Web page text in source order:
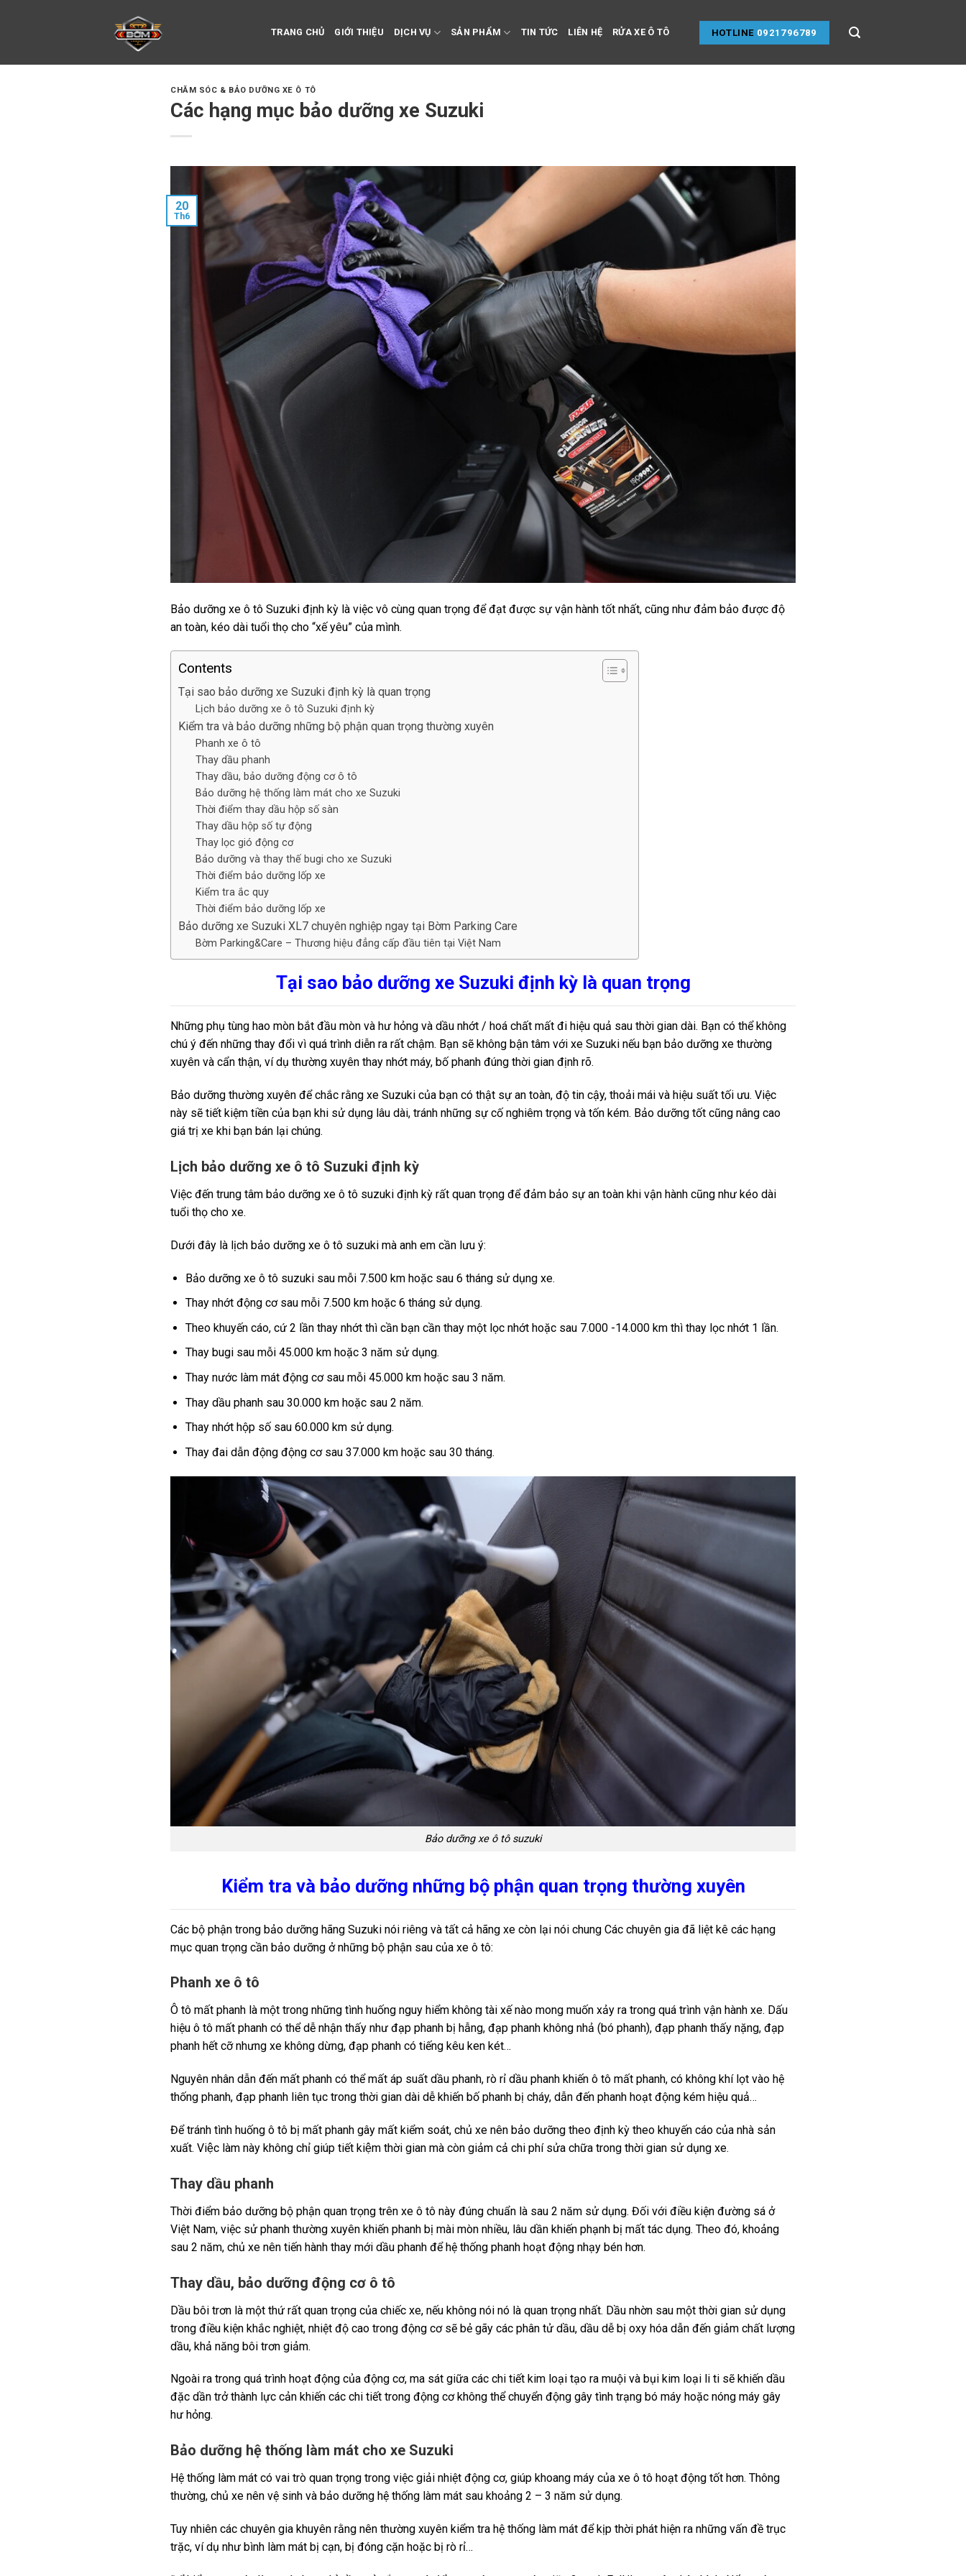
TRANG CHỦ GIỚI THIỆU DỊCH VỤ SẢN PHẨM TIN TỨC LIÊN HỆ RỬA XE Ô TÔ HOTLINE 0921796789
CHĂM SÓC & BẢO DƯỠNG XE Ô TÔ
Các hạng mục bảo dưỡng xe Suzuki
20
Th6
Bảo dưỡng xe ô tô Suzuki định kỳ là việc vô cùng quan trọng để đạt được sự vận hành tốt nhất, cũng như đảm bảo được độ
an toàn, kéo dài tuổi thọ cho “xế yêu” của mình.
Contents
Tại sao bảo dưỡng xe Suzuki định kỳ là quan trọng
Lịch bảo dưỡng xe ô tô Suzuki định kỳ
Kiểm tra và bảo dưỡng những bộ phận quan trọng thường xuyên
Phanh xe ô tô
Thay dầu phanh
Thay dầu, bảo dưỡng động cơ ô tô
Bảo dưỡng hệ thống làm mát cho xe Suzuki
Thời điểm thay dầu hộp số sàn
Thay dầu hộp số tự động
Thay lọc gió động cơ
Bảo dưỡng và thay thế bugi cho xe Suzuki
Thời điểm bảo dưỡng lốp xe
Kiểm tra ắc quy
Thời điểm bảo dưỡng lốp xe
Bảo dưỡng xe Suzuki XL7 chuyên nghiệp ngay tại Bờm Parking Care
Bờm Parking&Care – Thương hiệu đẳng cấp đầu tiên tại Việt Nam
Tại sao bảo dưỡng xe Suzuki định kỳ là quan trọng
Những phụ tùng hao mòn bắt đầu mòn và hư hỏng và dầu nhớt / hoá chất mất đi hiệu quả sau thời gian dài. Bạn có thể không
chú ý đến những thay đổi vì quá trình diễn ra rất chậm. Bạn sẽ không bận tâm với xe Suzuki nếu bạn bảo dưỡng xe thường
xuyên và cẩn thận, ví dụ thường xuyên thay nhớt máy, bố phanh đúng thời gian định rõ.
Bảo dưỡng thường xuyên để chắc rằng xe Suzuki của bạn có thật sự an toàn, độ tin cậy, thoải mái và hiệu suất tối ưu. Việc
này sẽ tiết kiệm tiền của bạn khi sử dụng lâu dài, tránh những sự cố nghiêm trọng và tốn kém. Bảo dưỡng tốt cũng nâng cao
giá trị xe khi bạn bán lại chúng.
Lịch bảo dưỡng xe ô tô Suzuki định kỳ
Việc đến trung tâm bảo dưỡng xe ô tô suzuki định kỳ rất quan trọng để đảm bảo sự an toàn khi vận hành cũng như kéo dài
tuổi thọ cho xe.
Dưới đây là lịch bảo dưỡng xe ô tô suzuki mà anh em cần lưu ý:
Bảo dưỡng xe ô tô suzuki sau mỗi 7.500 km hoặc sau 6 tháng sử dụng xe.
Thay nhớt động cơ sau mỗi 7.500 km hoặc 6 tháng sử dụng.
Theo khuyến cáo, cứ 2 lần thay nhớt thì cần bạn cần thay một lọc nhớt hoặc sau 7.000 -14.000 km thì thay lọc nhớt 1 lần.
Thay bugi sau mỗi 45.000 km hoặc 3 năm sử dụng.
Thay nước làm mát động cơ sau mỗi 45.000 km hoặc sau 3 năm.
Thay dầu phanh sau 30.000 km hoặc sau 2 năm.
Thay nhớt hộp số sau 60.000 km sử dụng.
Thay đai dẫn động động cơ sau 37.000 km hoặc sau 30 tháng.
Bảo dưỡng xe ô tô suzuki
Kiểm tra và bảo dưỡng những bộ phận quan trọng thường xuyên
Các bộ phận trong bảo dưỡng hãng Suzuki nói riêng và tất cả hãng xe còn lại nói chung Các chuyên gia đã liệt kê các hạng
mục quan trọng cần bảo dưỡng ở những bộ phận sau của xe ô tô:
Phanh xe ô tô
Ô tô mất phanh là một trong những tình huống nguy hiểm không tài xế nào mong muốn xảy ra trong quá trình vận hành xe. Dấu
hiệu ô tô mất phanh có thể dễ nhận thấy như đạp phanh bị hẫng, đạp phanh không nhả (bó phanh), đạp phanh thấy nặng, đạp
phanh hết cỡ nhưng xe không dừng, đạp phanh có tiếng kêu ken két…
Nguyên nhân dẫn đến mất phanh có thể mất áp suất dầu phanh, rò rỉ dầu phanh khiến ô tô mất phanh, có không khí lọt vào hệ
thống phanh, đạp phanh liên tục trong thời gian dài dễ khiến bố phanh bị cháy, dẫn đến phanh hoạt động kém hiệu quả…
Để tránh tình huống ô tô bị mất phanh gây mất kiểm soát, chủ xe nên bảo dưỡng theo định kỳ theo khuyến cáo của nhà sản
xuất. Việc làm này không chỉ giúp tiết kiệm thời gian mà còn giảm cả chi phí sửa chữa trong thời gian sử dụng xe.
Thay dầu phanh
Thời điểm bảo dưỡng bộ phận quan trọng trên xe ô tô này đúng chuẩn là sau 2 năm sử dụng. Đối với điều kiện đường sá ở
Việt Nam, việc sử phanh thường xuyên khiến phanh bị mài mòn nhiều, lâu dần khiến phạnh bị mất tác dụng. Theo đó, khoảng
sau 2 năm, chủ xe nên tiến hành thay mới dầu phanh để hệ thống phanh hoạt động nhạy bén hơn.
Thay dầu, bảo dưỡng động cơ ô tô
Dầu bôi trơn là một thứ rất quan trọng của chiếc xe, nếu không nói nó là quan trọng nhất. Dầu nhờn sau một thời gian sử dụng
trong điều kiện khắc nghiệt, nhiệt độ cao trong động cơ sẽ bẻ gãy các phân tử dầu, dầu dễ bị oxy hóa dẫn đến giảm chất lượng
dầu, khả năng bôi trơn giảm.
Ngoài ra trong quá trình hoạt động của động cơ, ma sát giữa các chi tiết kim loại tạo ra muội và bụi kim loại li ti sẽ khiến dầu
đặc dần trở thành lực cản khiến các chi tiết trong động cơ không thể chuyển động gây tình trạng bó máy hoặc nóng máy gây
hư hỏng.
Bảo dưỡng hệ thống làm mát cho xe Suzuki
Hệ thống làm mát có vai trò quan trọng trong việc giải nhiệt động cơ, giúp khoang máy của xe ô tô hoạt động tốt hơn. Thông
thường, chủ xe nên vệ sinh và bảo dưỡng hệ thống làm mát sau khoảng 2 – 3 năm sử dụng.
Tuy nhiên các chuyên gia khuyên rằng nên thường xuyên kiểm tra hệ thống làm mát để kịp thời phát hiện ra những vấn đề trục
trặc, ví dụ như bình làm mát bị cạn, bị đóng cặn hoặc bị rò rỉ…